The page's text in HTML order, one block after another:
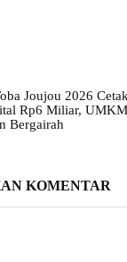
Joujou 2026
Rp6 Miliar, UMKM
Bergairah
KOMENTAR